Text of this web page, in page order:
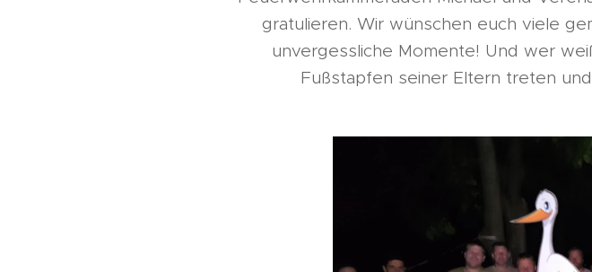
gratulieren. Wir wünschen euch viele
unvergessliche Momente! Und wer
Fußstapfen seiner Eltern treten